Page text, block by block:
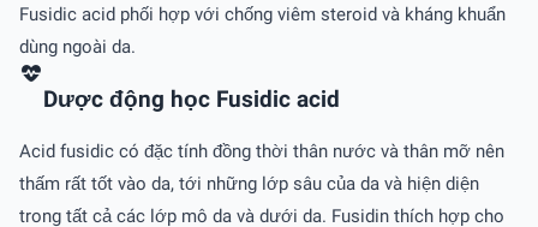
Fusidic acid phối hợp với chống viêm steroid và kháng khuẩn
dùng ngoài da.
Dược động học Fusidic acid
Acid fusidic có đặc tính đồng thời thân nước và thân mỡ nên
thấm rất tốt vào da, tới những lớp sâu của da và hiện diện
trong tất cả các lớp mô da và dưới da. Fusidin thích hợp cho